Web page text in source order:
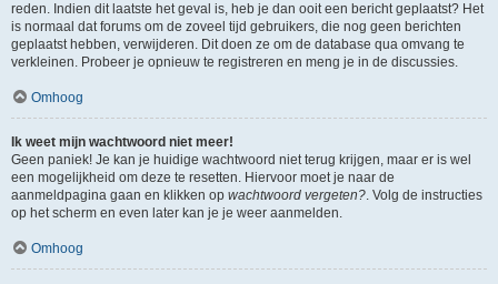
reden. Indien dit laatste het geval is, heb je dan ooit een bericht geplaatst? Het
is normaal dat forums om de zoveel tijd gebruikers, die nog geen berichten
geplaatst hebben, verwijderen. Dit doen ze om de database qua omvang te
verkleinen. Probeer je opnieuw te registreren en meng je in de discussies.
Omhoog
Ik weet mijn wachtwoord niet meer!
Geen paniek! Je kan je huidige wachtwoord niet terug krijgen, maar er is wel
een mogelijkheid om deze te resetten. Hiervoor moet je naar de
aanmeldpagina gaan en klikken op wachtwoord vergeten?. Volg de instructies
op het scherm en even later kan je je weer aanmelden.
Omhoog